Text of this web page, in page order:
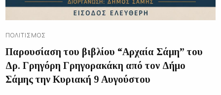
ΠΟΛΙΤΙΣΜΌΣ
Παρουσίαση του βιβλίου “Αρχαία Σάμη” του
Δρ. Γρηγόρη Γρηγορακάκη από τον Δήμο
Σάμης την Κυριακή 9 Αυγούστου